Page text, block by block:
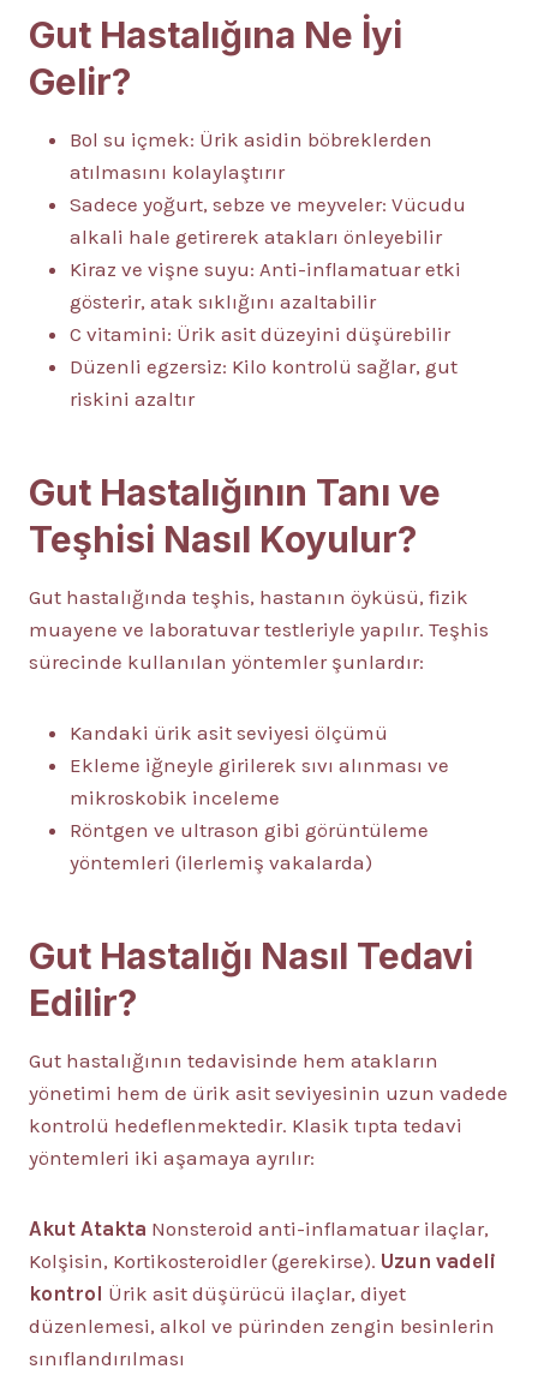
Gut Hastalığına Ne İyi
Gelir?
Bol su içmek: Ürik asidin böbreklerden
atılmasını kolaylaştırır
Sadece yoğurt, sebze ve meyveler: Vücudu
alkali hale getirerek atakları önleyebilir
Kiraz ve vişne suyu: Anti-inflamatuar etki
gösterir, atak sıklığını azaltabilir
C vitamini: Ürik asit düzeyini düşürebilir
Düzenli egzersiz: Kilo kontrolü sağlar, gut
riskini azaltır
Gut Hastalığının Tanı ve
Teşhisi Nasıl Koyulur?
Gut hastalığında teşhis, hastanın öyküsü, fizik
muayene ve laboratuvar testleriyle yapılır. Teşhis
sürecinde kullanılan yöntemler şunlardır:
Kandaki ürik asit seviyesi ölçümü
Ekleme iğneyle girilerek sıvı alınması ve
mikroskobik inceleme
Röntgen ve ultrason gibi görüntüleme
yöntemleri (ilerlemiş vakalarda)
Gut Hastalığı Nasıl Tedavi
Edilir?
Gut hastalığının tedavisinde hem atakların
yönetimi hem de ürik asit seviyesinin uzun vadede
kontrolü hedeflenmektedir. Klasik tıpta tedavi
yöntemleri iki aşamaya ayrılır:
Akut Atakta Nonsteroid anti-inflamatuar ilaçlar,
Kolşisin, Kortikosteroidler (gerekirse). Uzun vadeli
kontrol Ürik asit düşürücü ilaçlar, diyet
düzenlemesi, alkol ve pürinden zengin besinlerin
sınıflandırılması